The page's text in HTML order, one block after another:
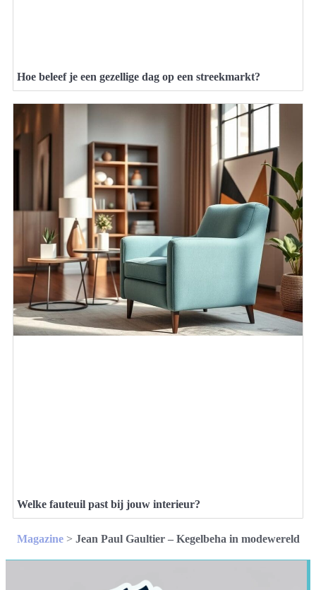
Hoe beleef je een gezellige dag op een streekmarkt?
Welke fauteuil past bij jouw interieur?
Magazine> Jean Paul Gaultier – Kegelbeha in modewereld